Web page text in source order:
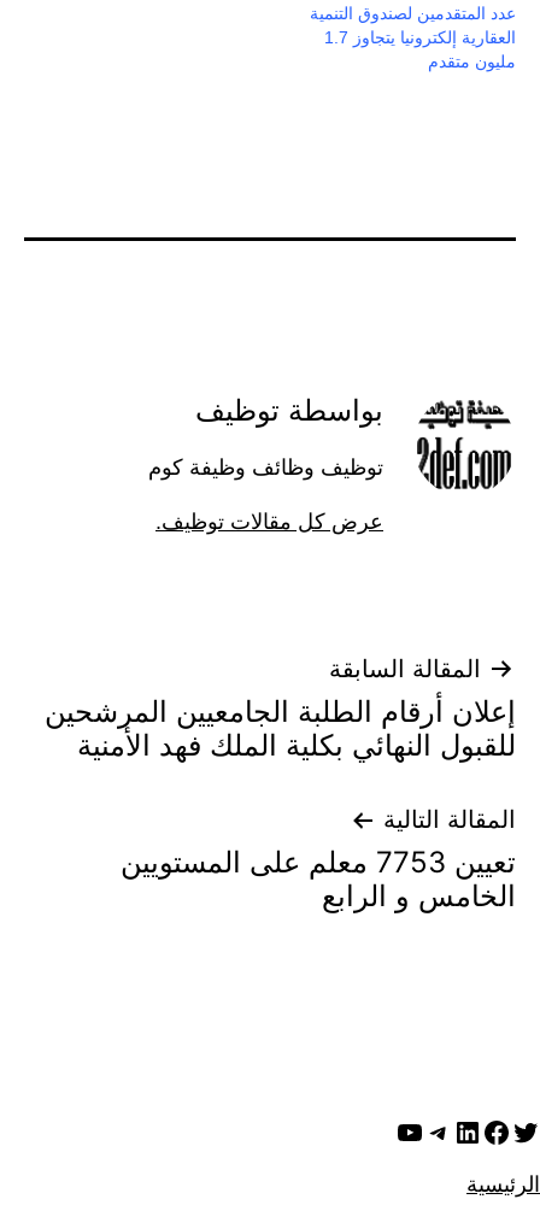
عدد المتقدمين لصندوق التنمية
العقارية إلكترونيا يتجاوز 1.7
مليون متقدم
بواسطة توظيف
توظيف وظائف وظيفة كوم
عرض كل مقالات توظيف.
تصفّح
المقالات
المقالة السابقة
إعلان أرقام الطلبة الجامعيين المرشحين
للقبول النهائي بكلية الملك فهد الأمنية
المقالة التالية
تعيين 7753 معلم على المستويين
الخامس و الرابع
تويترفيسبوك
لينكد إن تيليجرام
يوتيوب
الرئيسية